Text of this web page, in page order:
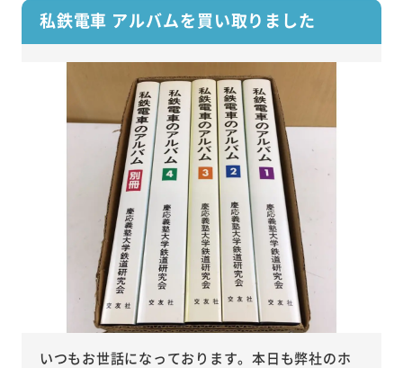
私鉄電車 アルバムを買い取りました
いつもお世話になっております。本日も弊社のホ